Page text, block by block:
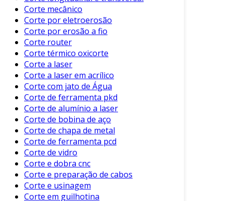
das principais:
Indústria Automotiva: Utilizado para
cortar peças metálicas e componentes
estruturais, garantindo precisão e
encaixes adequados.
Construção Civil: É empregado no corte
de estruturas metálicas e decorações em
alumínio.
Eletroeletrônicos: Permite o corte de
componentes em materiais plásticos e
metálicos utilizados em equipamentos
eletrônicos.
Fabricação de Ferramentas
produção de lâminas de corte e
ferramentas de precisão.
Corte mecânico
Corte por eletroerosão
Corte por erosão a fio
Corte router
Corte térmico oxicorte
Corte a laser
Corte a laser em acrílico
Corte com jato de Água
Corte de ferramenta pkd
Corte de alumínio a laser
Corte de bobina de aço
Corte de chapa de metal
Corte de ferramenta pcd
Corte de vidro
Corte e dobra cnc
Corte e preparação de cabos
Corte e usinagem
Corte em guilhotina